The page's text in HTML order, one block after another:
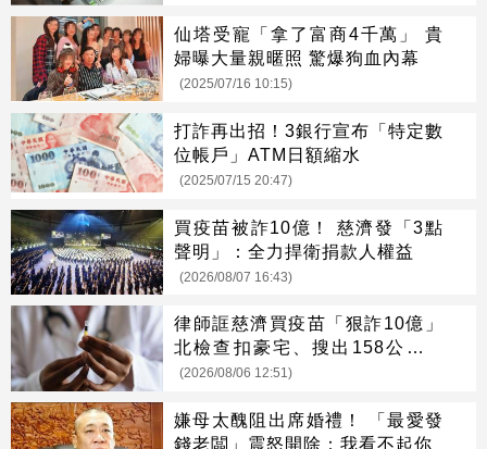
仙塔受寵「拿了富商4千萬」 貴
婦曝大量親暱照 驚爆狗血內幕
(2025/07/16 10:15)
打詐再出招！3銀行宣布「特定數
位帳戶」ATM日額縮水
(2025/07/15 20:47)
買疫苗被詐10億！ 慈濟發「3點
聲明」：全力捍衛捐款人權益
(2026/08/07 16:43)
律師誆慈濟買疫苗「狠詐10億」
北檢查扣豪宅、搜出158公斤黃
金
(2026/08/06 12:51)
嫌母太醜阻出席婚禮！ 「最愛發
錢老闆」震怒開除：我看不起你